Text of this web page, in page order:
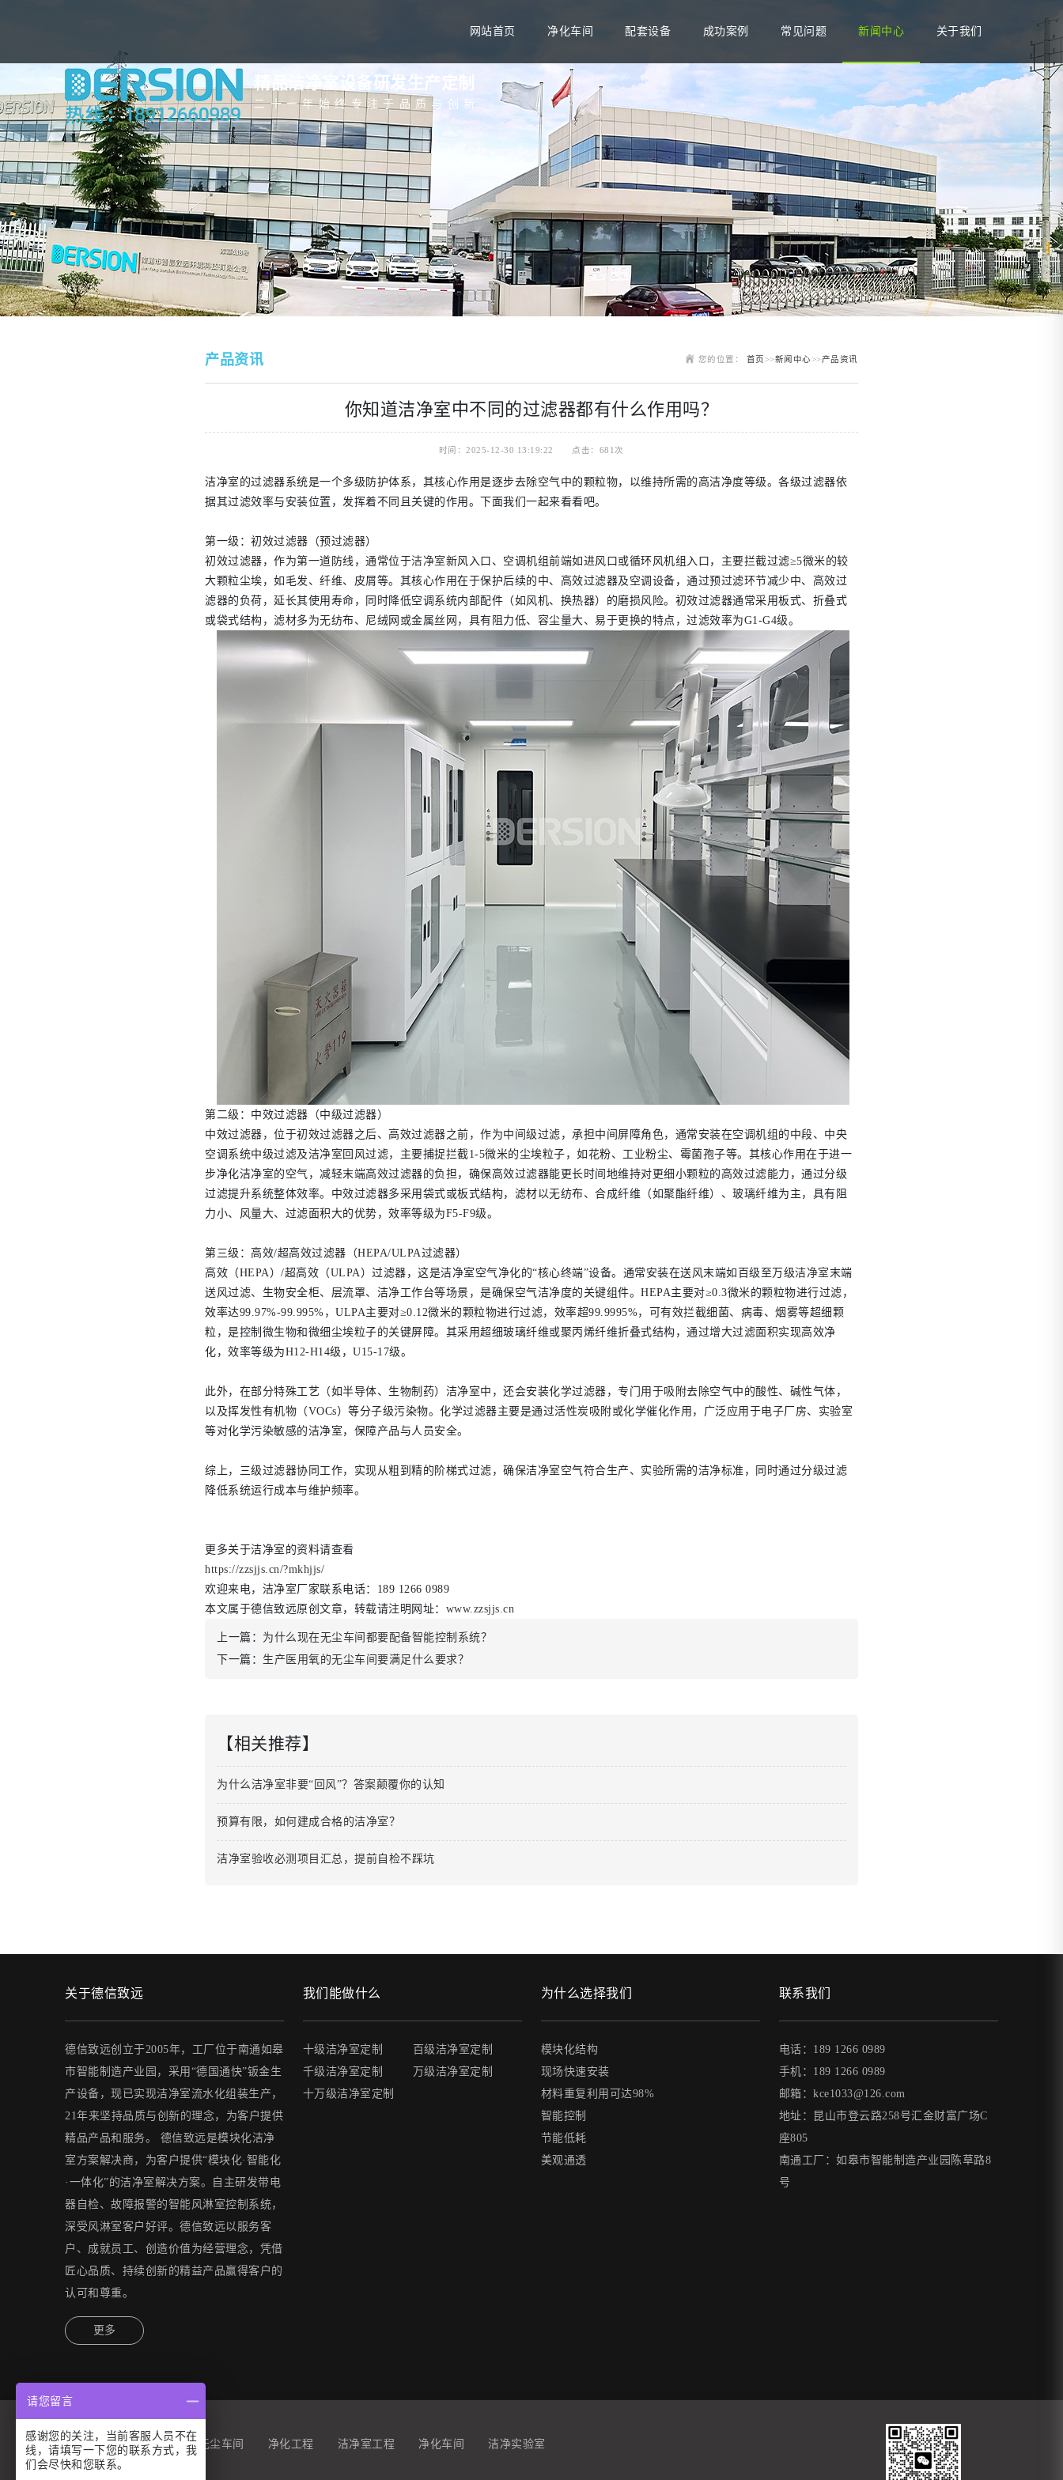
网站首页 净化车间 配套设备 成功案例 常见问题 新闻中心 关于我们
精品洁净室设备研发生产定制
二十一年始终专注于品质与创新
您的位置： 首页 >>新闻中心 >>产品资讯
产品资讯
你知道洁净室中不同的过滤器都有什么作用吗？
时间：2025-12-30 13:19:22 点击：681次
洁净室的过滤器系统是一个多级防护体系，其核心作用是逐步去除空气中的颗粒物，以维持所需的高洁净度等级。各级过滤器依
据其过滤效率与安装位置，发挥着不同且关键的作用。下面我们一起来看看吧。
第一级：初效过滤器（预过滤器）
初效过滤器，作为第一道防线，通常位于洁净室新风入口、空调机组前端如进风口或循环风机组入口，主要拦截过滤≥5微米的较
大颗粒尘埃，如毛发、纤维、皮屑等。其核心作用在于保护后续的中、高效过滤器及空调设备，通过预过滤环节减少中、高效过
滤器的负荷，延长其使用寿命，同时降低空调系统内部配件（如风机、换热器）的磨损风险。初效过滤器通常采用板式、折叠式
或袋式结构，滤材多为无纺布、尼绒网或金属丝网，具有阻力低、容尘量大、易于更换的特点，过滤效率为G1-G4级。
第二级：中效过滤器（中级过滤器）
中效过滤器，位于初效过滤器之后、高效过滤器之前，作为中间级过滤，承担中间屏障角色，通常安装在空调机组的中段、中央
空调系统中级过滤及洁净室回风过滤，主要捕捉拦截1-5微米的尘埃粒子，如花粉、工业粉尘、霉菌孢子等。其核心作用在于进一
步净化洁净室的空气，减轻末端高效过滤器的负担，确保高效过滤器能更长时间地维持对更细小颗粒的高效过滤能力，通过分级
过滤提升系统整体效率。中效过滤器多采用袋式或板式结构，滤材以无纺布、合成纤维（如聚酯纤维）、玻璃纤维为主，具有阻
力小、风量大、过滤面积大的优势，效率等级为F5-F9级。
第三级：高效/超高效过滤器（HEPA/ULPA过滤器）
高效（HEPA）/超高效（ULPA）过滤器，这是洁净室空气净化的“核心终端”设备。通常安装在送风末端如百级至万级洁净室末端
送风过滤、生物安全柜、层流罩、洁净工作台等场景，是确保空气洁净度的关键组件。HEPA主要对≥0.3微米的颗粒物进行过滤，
效率达99.97%-99.995%，ULPA主要对≥0.12微米的颗粒物进行过滤，效率超99.9995%，可有效拦截细菌、病毒、烟雾等超细颗
粒，是控制微生物和微细尘埃粒子的关键屏障。其采用超细玻璃纤维或聚丙烯纤维折叠式结构，通过增大过滤面积实现高效净
化，效率等级为H12-H14级，U15-17级。
此外，在部分特殊工艺（如半导体、生物制药）洁净室中，还会安装化学过滤器，专门用于吸附去除空气中的酸性、碱性气体，
以及挥发性有机物（VOCs）等分子级污染物。化学过滤器主要是通过活性炭吸附或化学催化作用，广泛应用于电子厂房、实验室
等对化学污染敏感的洁净室，保障产品与人员安全。
综上，三级过滤器协同工作，实现从粗到精的阶梯式过滤，确保洁净室空气符合生产、实验所需的洁净标准，同时通过分级过滤
降低系统运行成本与维护频率。
更多关于洁净室的资料请查看
https://zzsjjs.cn/?mkhjjs/
欢迎来电，洁净室厂家联系电话：189 1266 0989
本文属于德信致远原创文章，转载请注明网址： www.zzsjjs.cn
上一篇： 为什么现在无尘车间都要配备智能控制系统？
下一篇： 生产医用氧的无尘车间要满足什么要求？
【相关推荐】
为什么洁净室非要“回风”？答案颠覆你的认知
预算有限，如何建成合格的洁净室？
洁净室验收必测项目汇总，提前自检不踩坑
关于德信致远
德信致远创立于2005年，工厂位于南通如皋
市智能制造产业园，采用“德国通快”钣金生
产设备，现已实现洁净室流水化组装生产，
21年来坚持品质与创新的理念，为客户提供
精品产品和服务。 德信致远是模块化洁净
室方案解决商，为客户提供“模块化·智能化
·一体化”的洁净室解决方案。自主研发带电
器自检、故障报警的智能风淋室控制系统，
深受风淋室客户好评。德信致远以服务客
户、成就员工、创造价值为经营理念，凭借
匠心品质、持续创新的精益产品赢得客户的
认可和尊重。
更多
我们能做什么
十级洁净室定制
百级洁净室定制
千级洁净室定制
万级洁净室定制
十万级洁净室定制
为什么选择我们
模块化结构
现场快速安装
材料重复利用可达98%
智能控制
节能低耗
美观通透
联系我们
电话：189 1266 0989
手机：189 1266 0989
邮箱：kce1033@126.com
地址：昆山市登云路258号汇金财富广场C
座805
南通工厂：如皋市智能制造产业园陈草路8
号
友情链接： 洁净室 无尘车间 净化工程 洁净室工程 净化车间 洁净实验室
请您留言
感谢您的关注，当前客服人员不在
线，请填写一下您的联系方式，我
们会尽快和您联系。